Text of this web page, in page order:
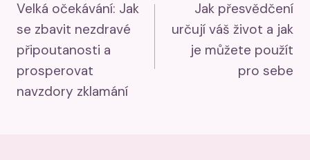
Pro
Příspěvek
Velká očekávání: Jak
se zbavit nezdravé
připoutanosti a
prosperovat
navzdory zklamání
Jak přesvědčení
určují váš život a jak
je můžete použít
pro sebe